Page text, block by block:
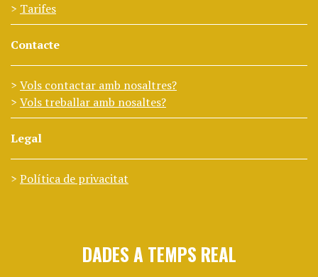
Tarifes
Contacte
Vols contactar amb nosaltres?
Vols treballar amb nosaltes?
Legal
Política de privacitat
DADES A TEMPS REAL